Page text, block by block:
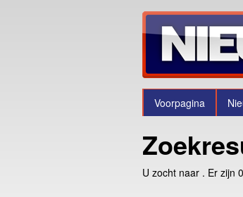
Voorpagina
U zocht naar . Er zijn